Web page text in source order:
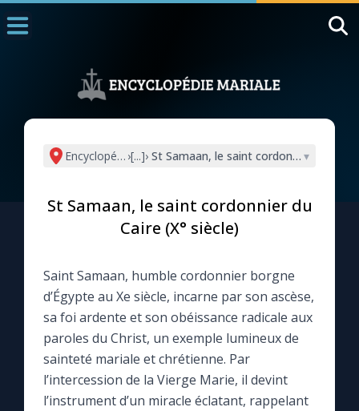
L'actualité de la semaine
La newsletter
La vidéo de la semaine
Le compte Tiktok
Encyclopédie mariale
›[...]› St Samaan, le saint cordonnier du Caire
▾
St Samaan, le saint cordonnier du
Caire (X° siècle)
Saint Samaan, humble cordonnier borgne
d’Égypte au Xe siècle, incarne par son ascèse,
sa foi ardente et son obéissance radicale aux
paroles du Christ, un exemple lumineux de
sainteté mariale et chrétienne. Par
l’intercession de la Vierge Marie, il devint
l’instrument d’un miracle éclatant, rappelant